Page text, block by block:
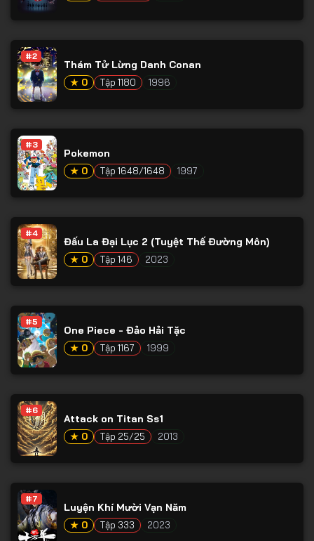
#2
Thám Tử Lừng Danh Conan
★ 0 Tập 1180 1996
#3
Pokemon
★ 0 Tập 1648/1648 1997
#4
Đấu La Đại Lục 2 (Tuyệt Thế Đường Môn)
★ 0 Tập 146 2023
#5
One Piece - Đảo Hải Tặc
★ 0 Tập 1167 1999
#6
Attack on Titan Ss1
★ 0 Tập 25/25 2013
#7
Luyện Khí Mười Vạn Năm
★ 0 Tập 333 2023